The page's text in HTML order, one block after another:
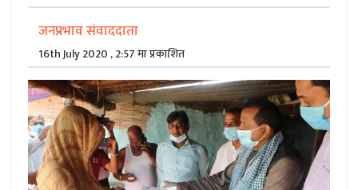
जनप्रभाव संवाददाता
16th July 2020 , 2:57 मा प्रकाशित